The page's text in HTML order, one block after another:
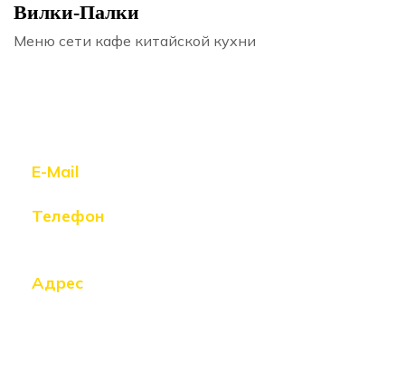
Вилки-Палки
Меню сети кафе китайской кухни
E-Mail
Телефон
Адрес